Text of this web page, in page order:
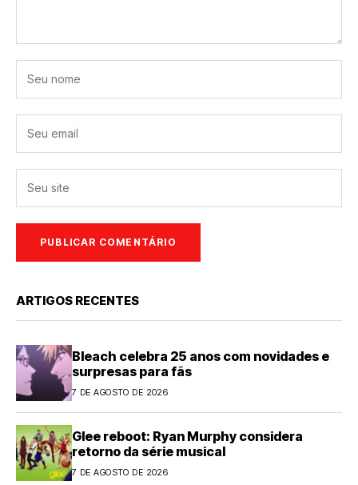
ARTIGOS RECENTES
Bleach celebra 25 anos com novidades e
surpresas para fãs
7 DE AGOSTO DE 2026
Glee reboot: Ryan Murphy considera
retorno da série musical
7 DE AGOSTO DE 2026